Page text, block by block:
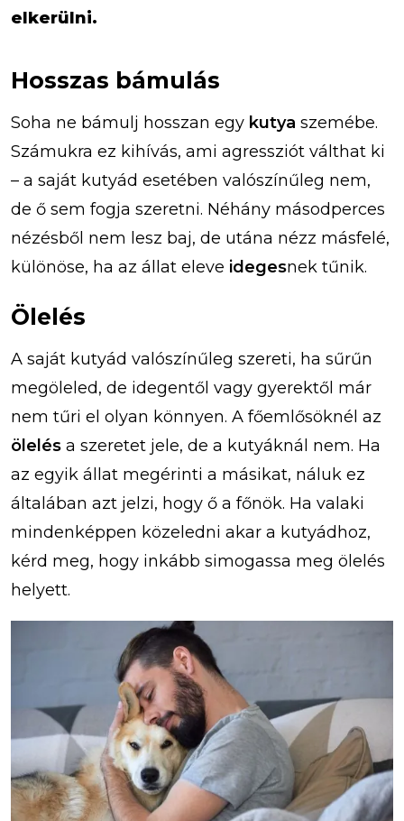
elkerülni.
Hosszas bámulás
Soha ne bámulj hosszan egy kutya szemébe.
Számukra ez kihívás, ami agressziót válthat ki
– a saját kutyád esetében valószínűleg nem,
de ő sem fogja szeretni. Néhány másodperces
nézésből nem lesz baj, de utána nézz másfelé,
különöse, ha az állat eleve idegesnek tűnik.
Ölelés
A saját kutyád valószínűleg szereti, ha sűrűn
megöleled, de idegentől vagy gyerektől már
nem tűri el olyan könnyen. A főemlősöknél az
ölelés a szeretet jele, de a kutyáknál nem. Ha
az egyik állat megérinti a másikat, náluk ez
általában azt jelzi, hogy ő a főnök. Ha valaki
mindenképpen közeledni akar a kutyádhoz,
kérd meg, hogy inkább simogassa meg ölelés
helyett.